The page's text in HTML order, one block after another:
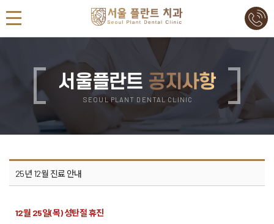
서울플란트 공지사항
SEOUL PLANT DENTAL CLINIC
25년 12월 진료 안내
12월 25일(목) 성탄절 휴진